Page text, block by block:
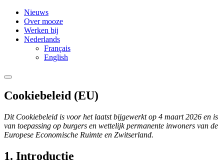
Nieuws
Over mooze
Werken bij
Nederlands
Français
English
Cookiebeleid (EU)
Dit Cookiebeleid is voor het laatst bijgewerkt op 4 maart 2026 en is
van toepassing op burgers en wettelijk permanente inwoners van de
Europese Economische Ruimte en Zwitserland.
1. Introductie